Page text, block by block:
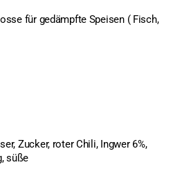
für gedämpfte Speisen ( Fisch,
Zucker, roter Chili, Ingwer 6%,
süße